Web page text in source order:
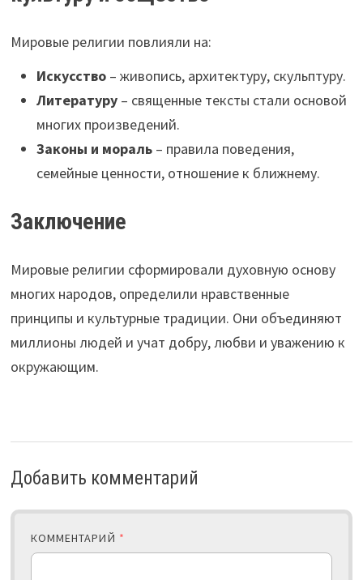
Мировые религии повлияли на:
Искусство– живопись, архитектуру, скульптуру.
Литературу– священные тексты стали основой
многих произведений.
Законы и мораль– правила поведения,
семейные ценности, отношение к ближнему.
Заключение
Мировые религии сформировали духовную основу
многих народов, определили нравственные
принципы и культурные традиции. Они объединяют
миллионы людей и учат добру, любви и уважению к
окружающим.
Добавить комментарий
КОММЕНТАРИЙ *